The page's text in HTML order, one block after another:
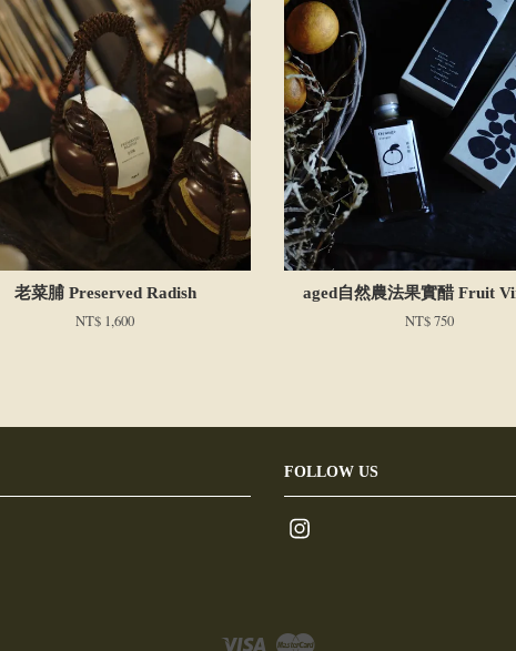
老菜脯 Preserved Radish
NT$ 1,600
aged自然農法果實醋 Fruit
NT$ 750
FOLLOW US
Visa